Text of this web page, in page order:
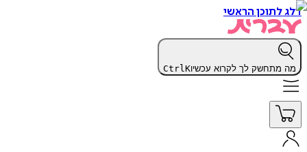
דלג לתוכן הראשי
מה מתחשק לך לקרוא עכשיו CtrlK